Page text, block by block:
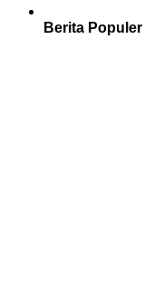
Berita Populer